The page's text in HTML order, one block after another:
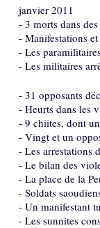
janvier 2011
- 3 morts dans
- Manifestations
- Les
- Les militaires
- 31 opposants
- Heurts dans les
- 9 chiites, dont
- Vingt et un
- Les arrestations
- Le bilan des
- La place de la
- Soldats
- Un manifestant
- Les sunnites